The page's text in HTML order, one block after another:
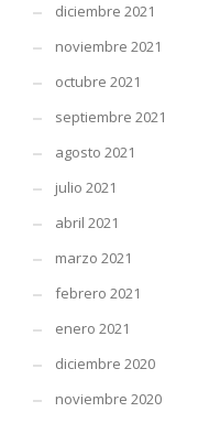
diciembre 2021
noviembre 2021
octubre 2021
septiembre 2021
agosto 2021
julio 2021
abril 2021
marzo 2021
febrero 2021
enero 2021
diciembre 2020
noviembre 2020